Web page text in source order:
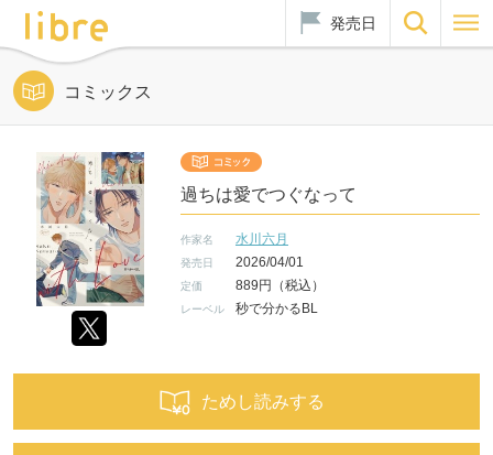
発売日
コミックス
過ちは愛でつぐなって
作家名 水川六月
発売日 2026/04/01
定価 889円（税込）
レーベル 秒で分かるBL
ためし読みする